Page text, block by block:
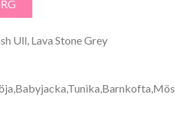
Ull, Lava Stone Grey